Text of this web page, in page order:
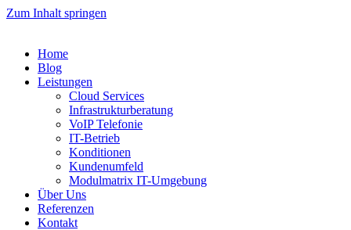
Zum Inhalt springen
Home
Blog
Leistungen
Cloud Services
Infrastrukturberatung
VoIP Telefonie
IT-Betrieb
Konditionen
Kundenumfeld
Modulmatrix IT-Umgebung
Über Uns
Referenzen
Kontakt